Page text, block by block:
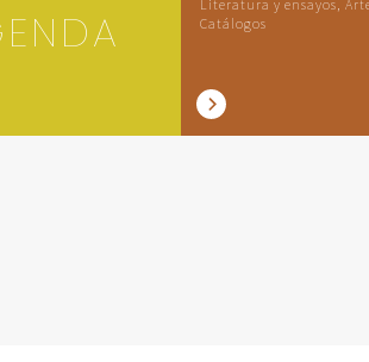
Literatura y ensayos,
Catálogos